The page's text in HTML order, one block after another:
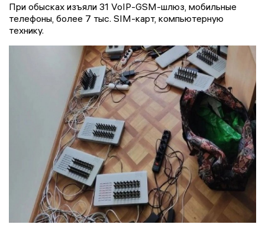
При обысках изъяли 31 VoIP-GSM-шлюз, мобильные
телефоны, более 7 тыс. SIM-карт, компьютерную
технику.